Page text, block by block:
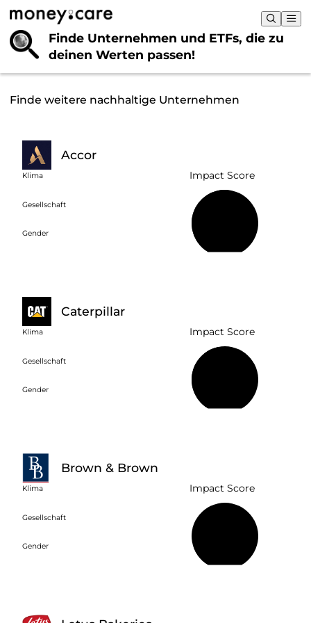
Finde Unternehmen und ETFs, die zu
deinen Werten passen!
Finde weitere nachhaltige Unternehmen
Accor
Klima
Gesellschaft
Gender
Impact Score
Caterpillar
Klima
Gesellschaft
Gender
Impact Score
Brown & Brown
Klima
Gesellschaft
Gender
Impact Score